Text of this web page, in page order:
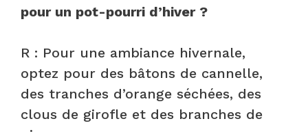
pour un pot-pourri d’hiver ?
R : Pour une ambiance hivernale,
optez pour des bâtons de cannelle,
des tranches d’orange séchées, des
clous de girofle et des branches de